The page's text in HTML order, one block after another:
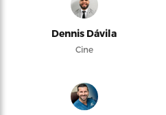
Dennis Dávila
Cine